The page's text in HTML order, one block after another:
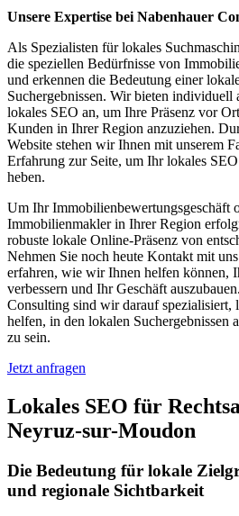
Unsere Expertise bei Nabenhauer
Als Spezialisten für lokales
die speziellen Bedürfnisse von
und erkennen die Bedeutung einer
Suchergebnissen. Wir bieten individuell
lokales SEO an, um Ihre Präsenz vor
Kunden in Ihrer Region anzuziehen.
Website stehen wir Ihnen mit unserem
Erfahrung zur Seite, um Ihr lokales
heben.
Um Ihr Immobilienbewertungsgeschäft
Immobilienmakler in Ihrer Region
robuste lokale Online-Präsenz von
Nehmen Sie noch heute Kontakt mit
erfahren, wie wir Ihnen helfen können,
verbessern und Ihr Geschäft
Consulting sind wir darauf spezialisiert,
helfen, in den lokalen Suchergebnissen
zu sein.
Jetzt anfragen
Lokales SEO für
Neyruz-sur-Moudon
Die Bedeutung für lokale
und regionale Sichtbarkeit